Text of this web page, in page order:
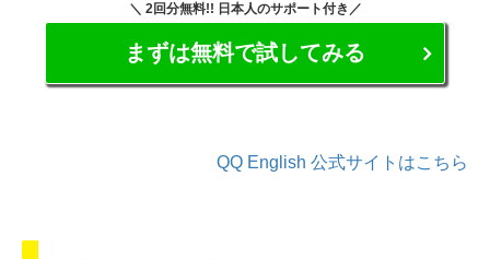
＼ 2回分無料!! 日本人のサポート付き／
まずは無料で試してみる
QQ English 公式サイトはこちら